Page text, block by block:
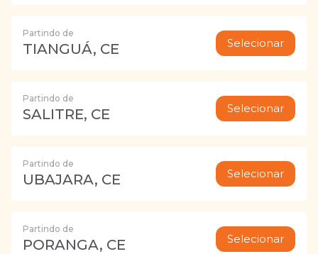
Partindo de
TIANGUÁ, CE Selecionar
Partindo de
SALITRE, CE Selecionar
Partindo de
UBAJARA, CE Selecionar
Partindo de
PORANGA, CE Selecionar